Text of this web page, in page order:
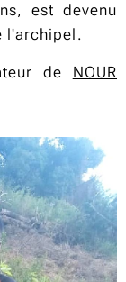
est devenu
l'archipel.
de NOUR